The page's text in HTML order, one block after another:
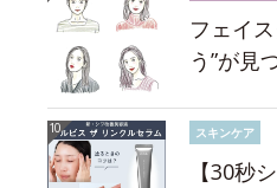
フェイ
う”が見
スキンケア
【30秒